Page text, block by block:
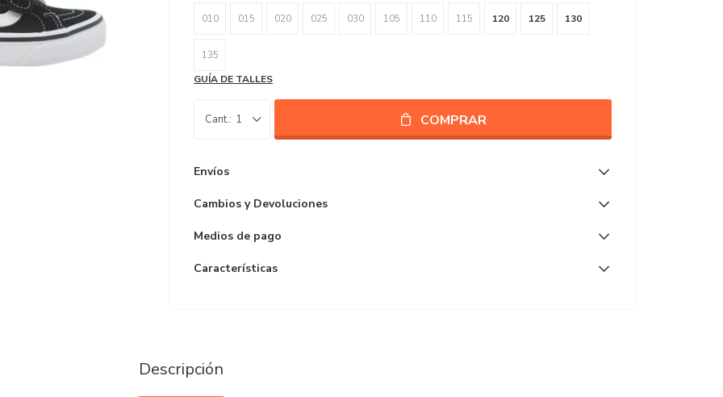
010 015 020 025 030 105 110 115 120 125 130
135
GUÍA DE TALLES
1 COMPRAR
Envíos
Cambios y Devoluciones
Medios de pago
Características
Descripción